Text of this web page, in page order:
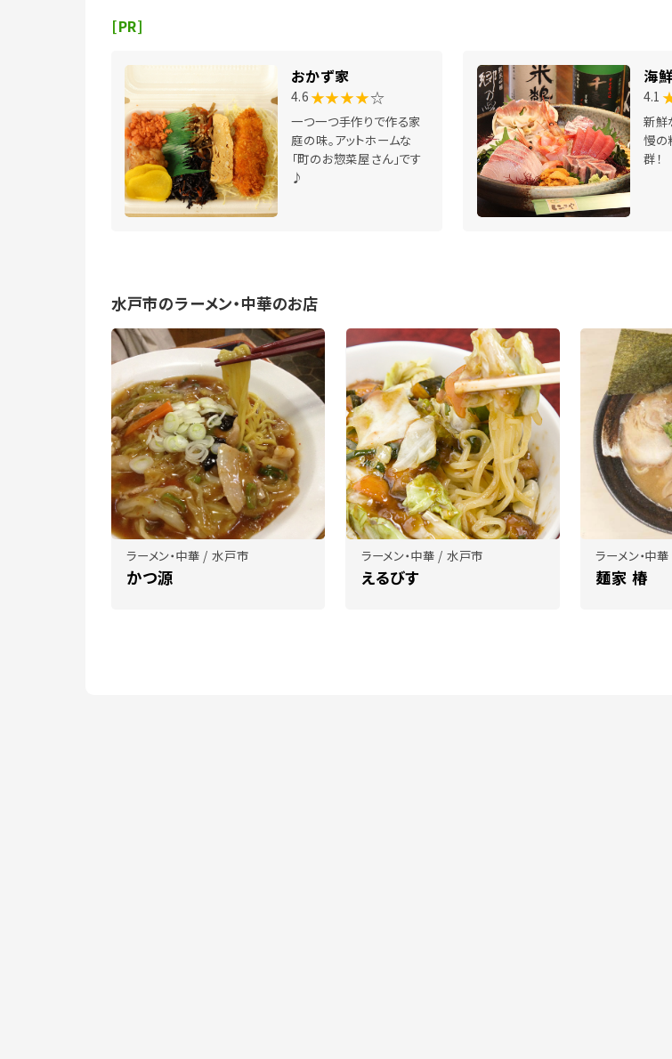
[PR]
おかず家
4.6 ★★★★☆
一つ一つ手作りで作る家
庭の味。アットホームな
「町のお惣菜屋さん」です
♪
海
4.1
新鮮
慢の
群！
水戸市のラーメン・中華のお店
ラーメン・中華 / 水戸市
かつ源
ラーメン・中華 / 水戸市
えるびす
ラーメン・中
麺家 椿